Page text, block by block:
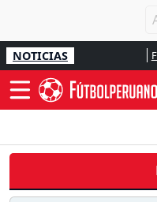
NOTICIAS